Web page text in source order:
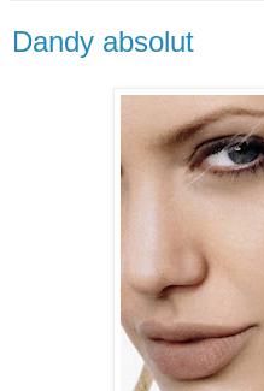
Dandy absolut